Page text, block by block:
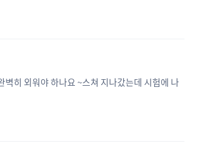
히 외워야 하나요 ~스쳐 지나갔는데 시험에 나